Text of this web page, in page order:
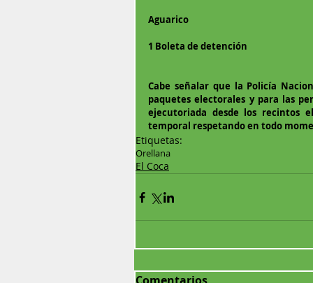
Aguarico
1 Boleta de detención
Cabe señalar que la Policía
paquetes electorales y para las
ejecutoriada desde los recintos
temporal respetando en todo
Etiquetas:
Orellana
El Coca